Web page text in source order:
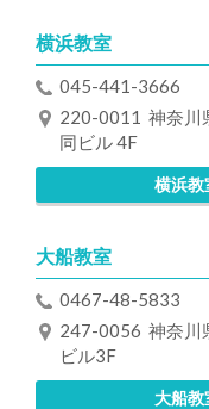
横浜教室
045-441-3666
220-0011 神奈川
同ビル 4F
横浜教
大船教室
0467-48-5833
247-0056 神奈川
ビル3F
大船教